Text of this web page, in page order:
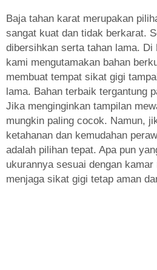
Baja tahan karat merupakan
sangat kuat dan tidak berkarat.
dibersihkan serta tahan lama. Di
kami mengutamakan bahan
membuat tempat sikat gigi
lama. Bahan terbaik tergantung
Jika menginginkan tampilan
mungkin paling cocok. Namun,
ketahanan dan kemudahan
adalah pilihan tepat. Apa pun
ukurannya sesuai dengan kamar
menjaga sikat gigi tetap aman